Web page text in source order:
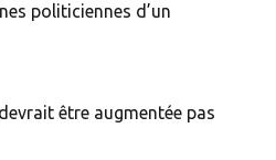
politiciennes d’un
être augmentée pas